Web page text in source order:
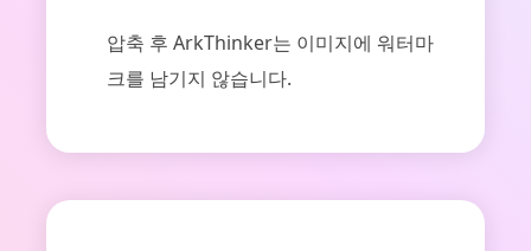
압축 후 ArkThinker는 이미지에 워터마
크를 남기지 않습니다.